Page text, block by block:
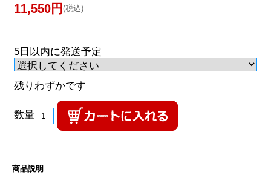
11,550円 (税込)
5日以内に発送予定
残りわずかです
数量
商品説明